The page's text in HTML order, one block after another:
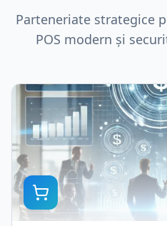
Parteneriate strategice
POS modern și